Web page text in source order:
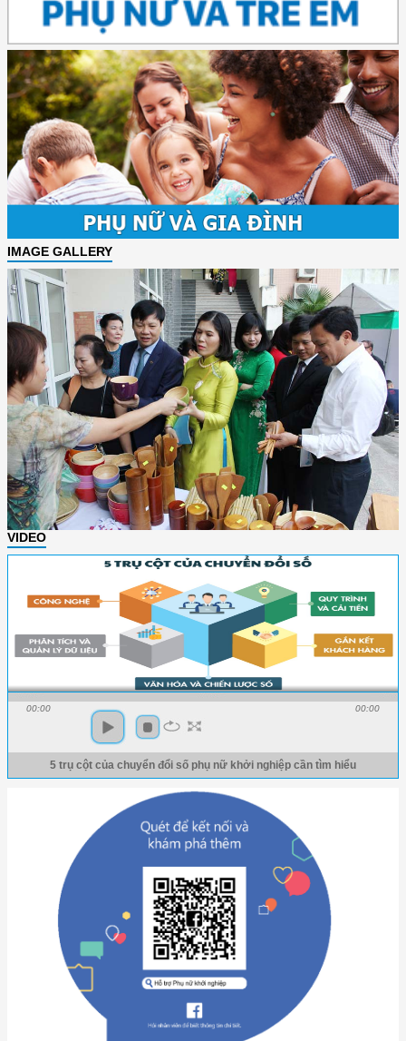
IMAGE GALLERY
VIDEO
00:00 00:00
5 trụ cột của chuyển đổi số phụ nữ khởi nghiệp cần tìm hiểu